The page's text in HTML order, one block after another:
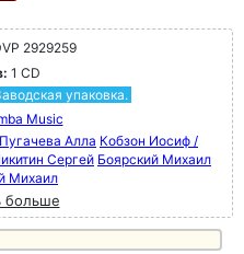
2929259
1 CD
упаковка.
Music
Алла Кобзон Иосиф /
Сергей Боярский Михаил
Михаил
больше